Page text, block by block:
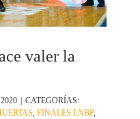
valer la
| CATEGORÍAS:
,FINALES LNBP,